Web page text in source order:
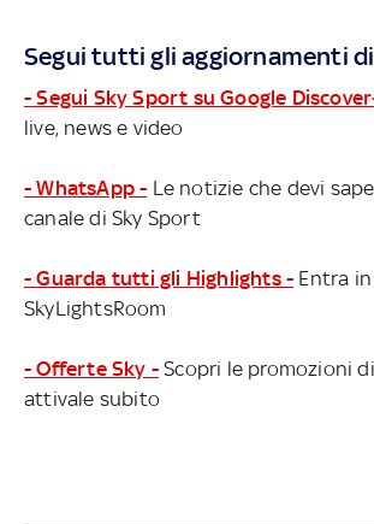
Segui tutti gli aggiornamenti
- Segui Sky Sport su Google
live, news e video
- WhatsApp - Le notizie che devi
canale di Sky Sport
- Guarda tutti gli Highlights - Entra in
SkyLightsRoom
- Offerte Sky - Scopri le promozioni
attivale subito